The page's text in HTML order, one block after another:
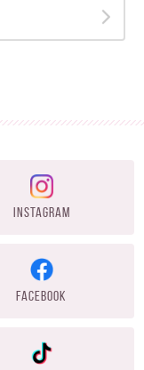
INSTAGRAM
FACEBOOK